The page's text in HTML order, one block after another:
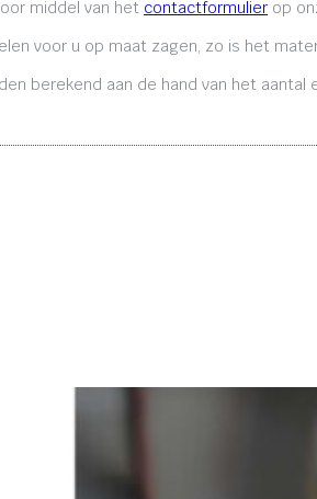
middel van het contactformulier op
voor u op maat zagen, zo is het
berekend aan de hand van het